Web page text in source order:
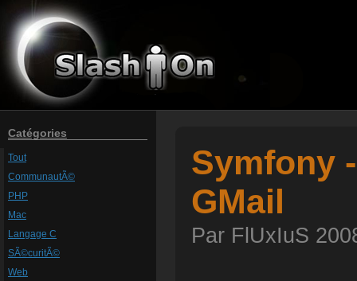
Catégories
Tout
CommunautÃ©
PHP
Mac
Langage C
SÃ©curitÃ©
Web
Symfony
GMail
Par FlUxIuS